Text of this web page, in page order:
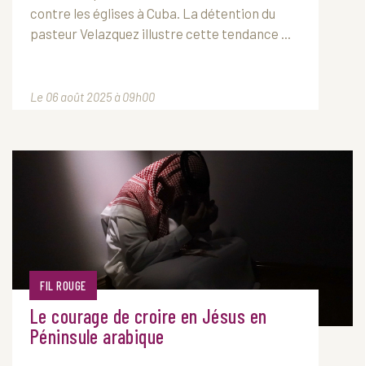
contre les églises à Cuba. La détention du
pasteur Velazquez illustre cette tendance ...
Le 06 août 2025 à 09h00
FIL ROUGE
Le courage de croire en Jésus en
Péninsule arabique